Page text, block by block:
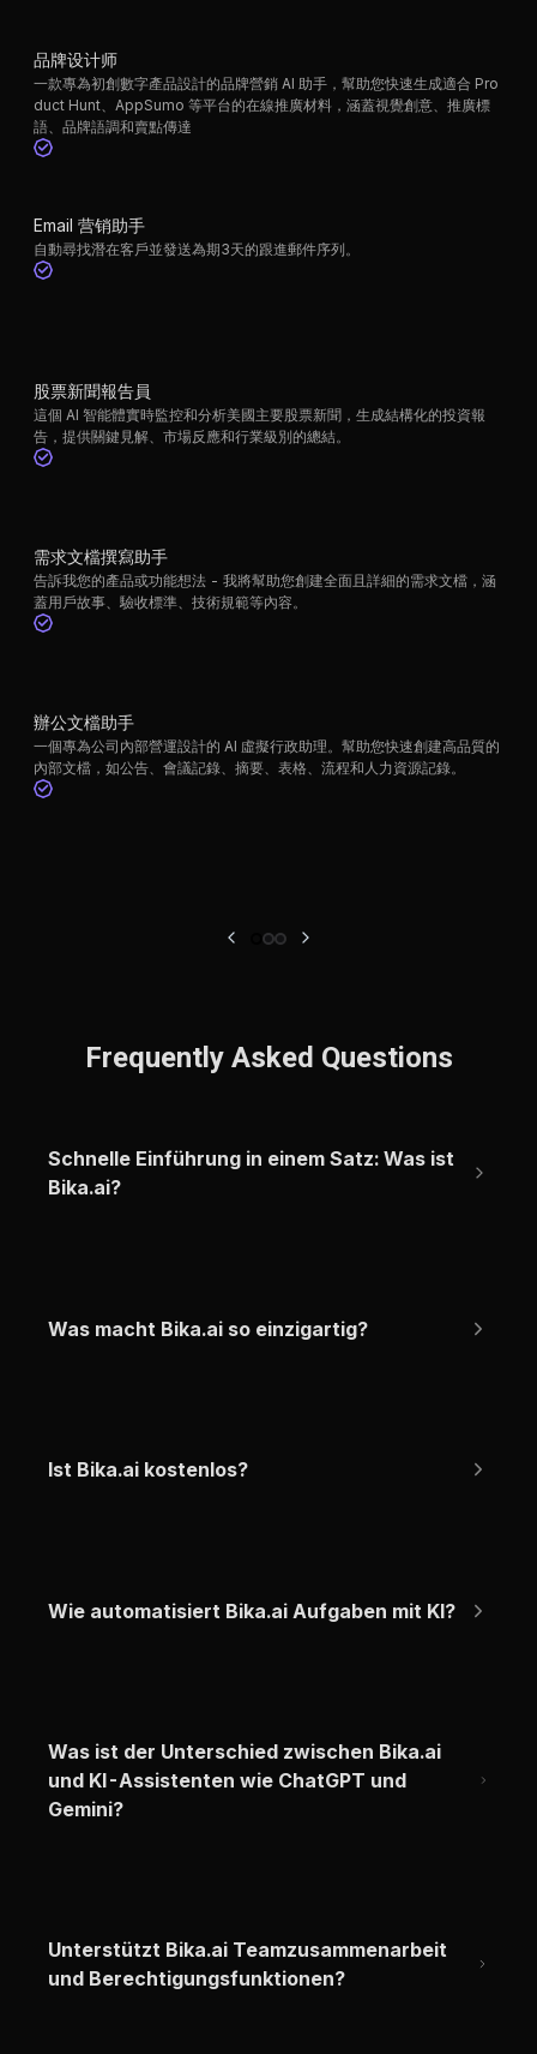
品牌设计师
一款專為初創數字產品設計的品牌營銷 AI 助手，幫助您快速生成適合 Pro
duct Hunt、AppSumo 等平台的在線推廣材料，涵蓋視覺創意、推廣標
語、品牌語調和賣點傳達
Email 营销助手
自動尋找潛在客戶並發送為期3天的跟進郵件序列。
股票新聞報告員
這個 AI 智能體實時監控和分析美國主要股票新聞，生成結構化的投資報
告，提供關鍵見解、市場反應和行業級別的總結。
需求文檔撰寫助手
告訴我您的產品或功能想法 - 我將幫助您創建全面且詳細的需求文檔，涵
蓋用戶故事、驗收標準、技術規範等內容。
辦公文檔助手
一個專為公司內部營運設計的 AI 虛擬行政助理。幫助您快速創建高品質的
內部文檔，如公告、會議記錄、摘要、表格、流程和人力資源記錄。
Frequently Asked Questions
Schnelle Einführung in einem Satz: Was ist
Bika.ai?
Was macht Bika.ai so einzigartig?
Ist Bika.ai kostenlos?
Wie automatisiert Bika.ai Aufgaben mit KI?
Was ist der Unterschied zwischen Bika.ai
und KI-Assistenten wie ChatGPT und
Gemini?
Unterstützt Bika.ai Teamzusammenarbeit
und Berechtigungsfunktionen?